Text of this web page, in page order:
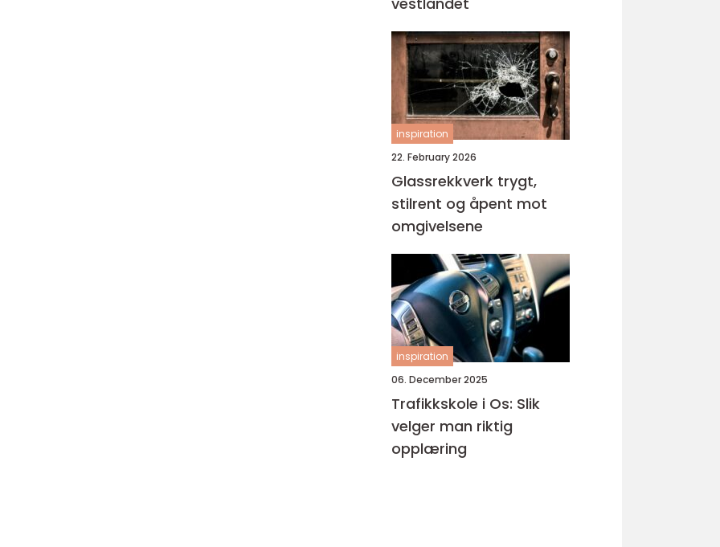
inspiration
22. February 2026
Glassrekkverk trygt,
stilrent og åpent mot
omgivelsene
inspiration
06. December 2025
Trafikkskole i Os: Slik
velger man riktig
opplæring